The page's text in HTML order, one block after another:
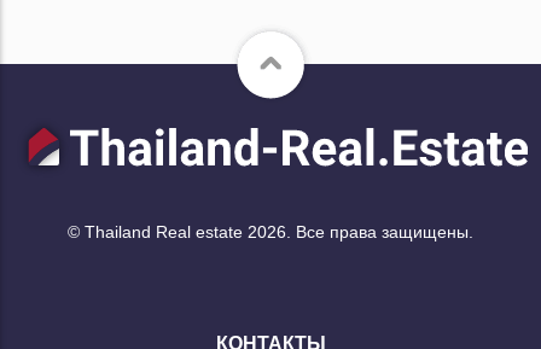
© Thailand Real estate 2026. Все права защищены.
КОНТАКТЫ